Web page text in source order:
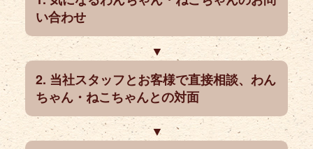
い合わせ
当社スタッフとお客様で直接相談、わん
ちゃん・ねこちゃんとの対面